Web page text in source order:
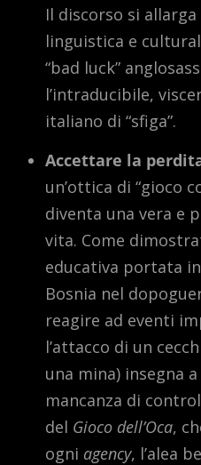
Il discorso si
linguistica e
“bad luck”
l’intraducibile,
italiano di “sfiga”.
Accettare la
un’ottica di “gioco
diventa una vera e
vita. Come
educativa portata
Bosnia nel
reagire ad eventi
l’attacco di un
una mina) insegna
mancanza di
del Gioco dell’Oca,
ogni agency, l’alea